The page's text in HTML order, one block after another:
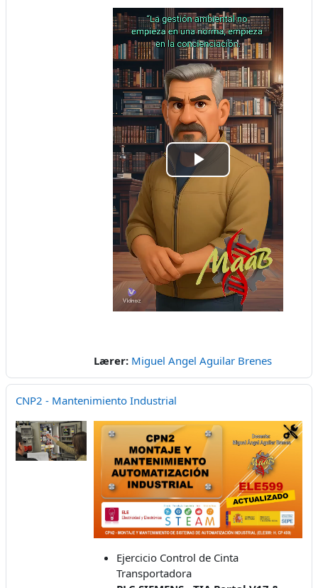
Play
Video
Lærer: Miguel Angel Aguilar Brenes
CNP2 - Mantenimiento Industrial
Ejercicio Control de Cinta
Transportadora